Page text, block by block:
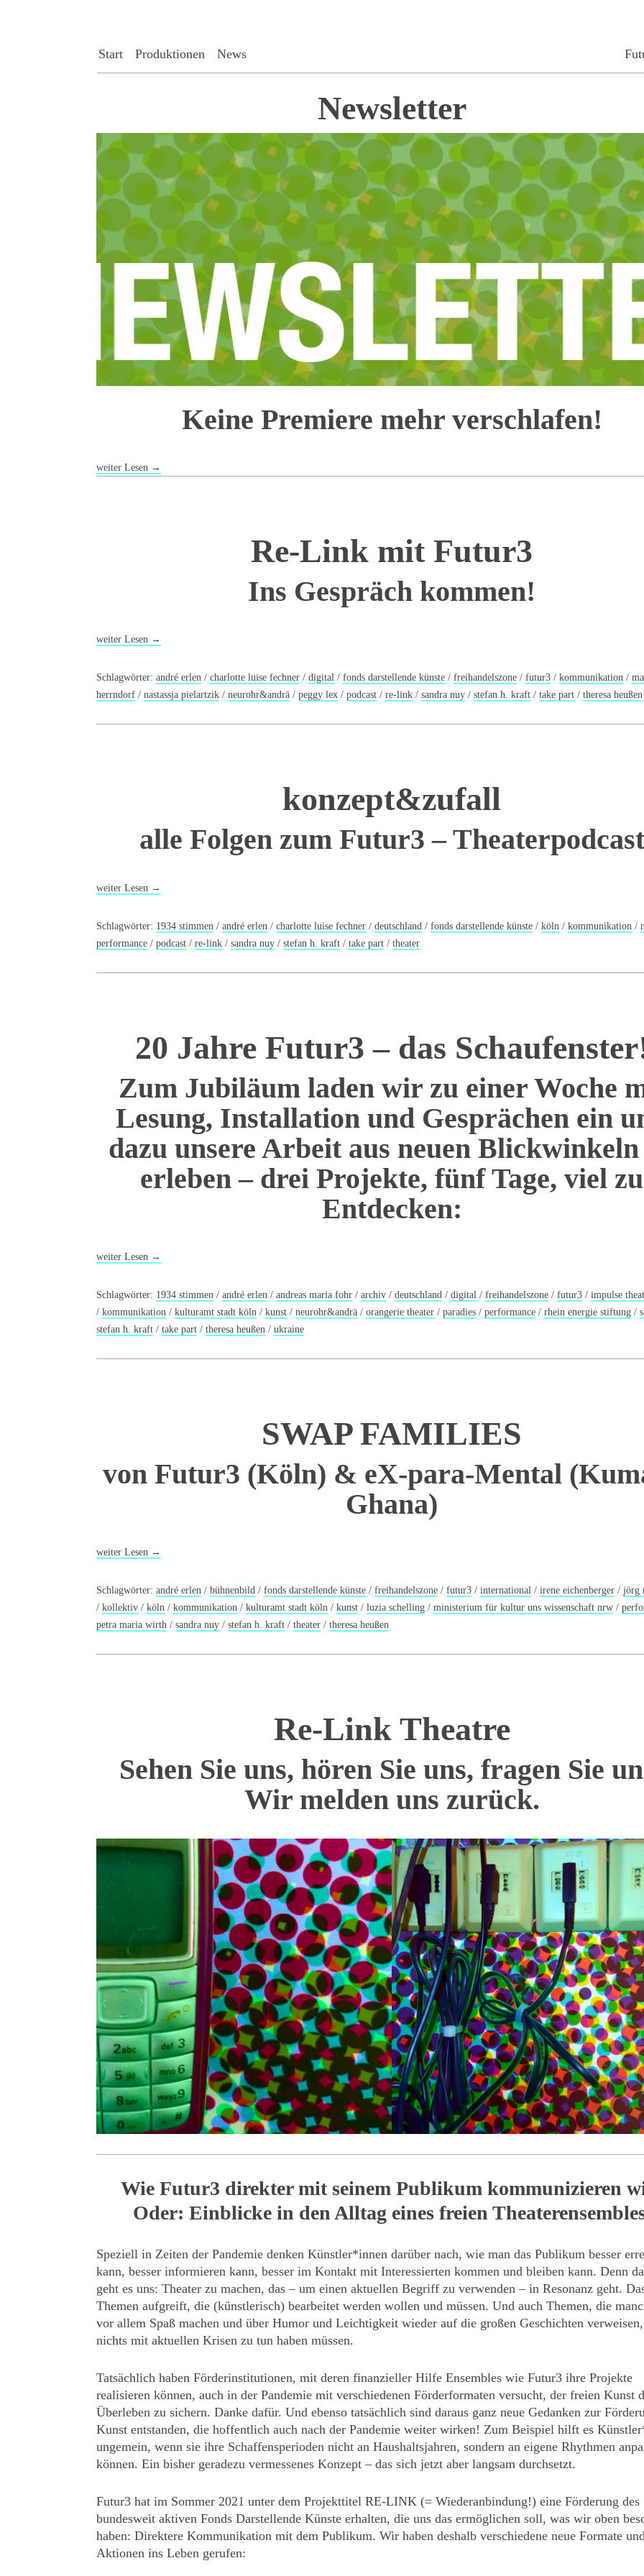
Start Produktionen News
Newsletter
Keine Premiere mehr verschlafen!
weiter Lesen →
Re-Link mit Futur3
Ins Gespräch kommen!
weiter Lesen →
Schlagwörter:andré erlen /charlotte luise fechner /digital /fonds darstellende künste /freihandelszone /futur3 /kommunikation /
herrndorf /nastassja pielartzik /neurohr&andrä /peggy lex /podcast /re-link /sandra nuy /stefan h. kraft /take part /theresa heußen
konzept&zufall
alle Folgen zum Futur3 – Theaterpodcast
weiter Lesen →
Schlagwörter: 1934 stimmen /andré erlen /charlotte luise fechner /deutschland /fonds darstellende künste /köln /kommunikation /
performance /podcast /re-link /sandra nuy /stefan h. kraft /take part /theater
20 Jahre Futur3 – das
Zum Jubiläum laden wir zu einer Woche
Lesung, Installation und Gesprächen ein
dazu unsere Arbeit aus neuen
erleben – drei Projekte, fünf Tage, viel zu
Entdecken:
weiter Lesen →
Schlagwörter: 1934 stimmen /andré erlen /andreas maria fohr /archiv /deutschland /digital /freihandelszone /futur3 /impulse
/kommunikation /kulturamt stadt köln /kunst /neurohr&andrä /orangerie theater /paradies /performance /rhein energie stiftung /
stefan h. kraft /take part /theresa heußen /ukraine
SWAP FAMILIES
von Futur3 (Köln) & eX-para-Mental
Ghana)
weiter Lesen →
Schlagwörter:andré erlen /bühnenbild /fonds darstellende künste /freihandelszone /futur3 /international /irene eichenberger /jörg
/kollektiv /köln /kommunikation /kulturamt stadt köln /kunst /luzia schelling /ministerium für kultur uns wissenschaft nrw /
petra maria wirth /sandra nuy /stefan h. kraft /theater /theresa heußen
Re-Link Theatre
Sehen Sie uns, hören Sie uns, fragen Sie
Wir melden uns zurück.
Wie Futur3 direkter mit seinem Publikum kommunizieren
Oder: Einblicke in den Alltag eines freien
Speziell in Zeiten der Pandemie denken Künstler*innen darüber nach, wie man das Publikum besser
kann, besser informieren kann, besser im Kontakt mit Interessierten kommen und bleiben kann. Denn
geht es uns: Theater zu machen, das – um einen aktuellen Begriff zu verwenden – in Resonanz geht.
Themen aufgreift, die (künstlerisch) bearbeitet werden wollen und müssen. Und auch Themen, die
vor allem Spaß machen und über Humor und Leichtigkeit wieder auf die großen Geschichten
nichts mit aktuellen Krisen zu tun haben müssen.
Tatsächlich haben Förderinstitutionen, mit deren finanzieller Hilfe Ensembles wie Futur3 ihre Projekte
realisieren können, auch in der Pandemie mit verschiedenen Förderformaten versucht, der freien Kunst
Überleben zu sichern. Danke dafür. Und ebenso tatsächlich sind daraus ganz neue Gedanken zur
Kunst entstanden, die hoffentlich auch nach der Pandemie weiter wirken! Zum Beispiel hilft es
ungemein, wenn sie ihre Schaffensperioden nicht an Haushaltsjahren, sondern an eigene Rhythmen
können. Ein bisher geradezu vermessenes Konzept – das sich jetzt aber langsam durchsetzt.
Futur3 hat im Sommer 2021 unter dem Projekttitel RE-LINK (= Wiederanbindung!) eine Förderung des
bundesweit aktiven Fonds Darstellende Künste erhalten, die uns das ermöglichen soll, was wir oben
haben: Direktere Kommunikation mit dem Publikum. Wir haben deshalb verschiedene neue Formate
Aktionen ins Leben gerufen: